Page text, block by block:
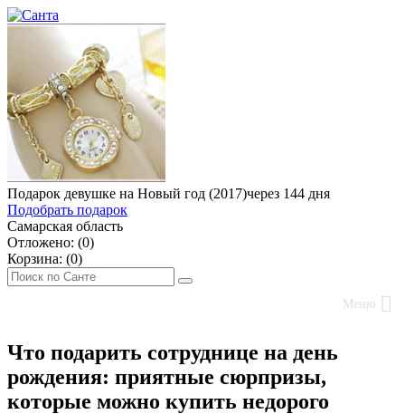
Подарок девушке на Новый год (2017)через 144 дня
Подобрать подарок
Самарская область
Отложено: (0)
Корзина: (0)
Меню
Что подарить сотруднице на день
рождения: приятные сюрпризы,
которые можно купить недорого